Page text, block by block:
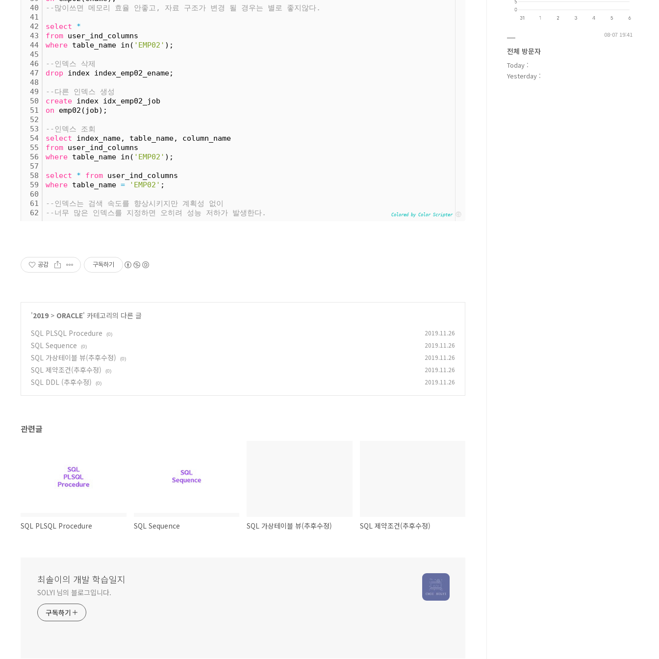
40
41
42
43
44
45
46
47
48
49
50
51
52
53
54
55
56
57
58
59
60
61
62
--많이쓰면 메모리 효율 안좋고, 자료 구조가 변경 될 경우는 별로 좋지않다.
select
*
from user_ind_columns
where table_name in( 'EMP02' );
--인덱스 삭제
drop index index_emp02_ename;
--다른 인덱스 생성
create index idx_emp02_job
on emp02(job);
--인덱스 조회
select index_name, table_name, column_name
from user_ind_columns
where table_name in( 'EMP02' );
select * from user_ind_columns
where table_name = 'EMP02' ;
--인덱스는 검색 속도를 향상시키지만 계획성 없이
--너무 많은 인덱스를 지정하면 오히려 성능 저하가 발생한다.
Colored by Color Scripter cs
공감 구독하기
'2019 > ORACLE' 카테고리의 다른 글
SQL PLSQL Procedure
(0) 2019.11.26
SQL Sequence (0) 2019.11.26
SQL 가상테이블 뷰(추후수정) (0) 2019.11.26
SQL 제약조건(추후수정) (0) 2019.11.26
SQL DDL (추후수정) (0) 2019.11.26
관련글
SQL PLSQL Procedure SQL Sequence SQL 가상테이블 뷰(추후수정) SQL 제약조건(추후수정)
최솔이의 개발 학습일지
SOLYI 님의 블로그입니다.
구독하기
08-07 19:41
전체 방문자
Today :
Yesterday :